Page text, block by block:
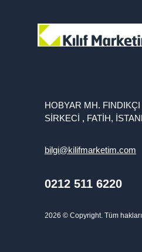
HOBYAR MH.
SİRKECİ , FATİH,
bilgi@kilifmarketim.com
0212 511 6220
2026 © Copyright. Tüm hakları